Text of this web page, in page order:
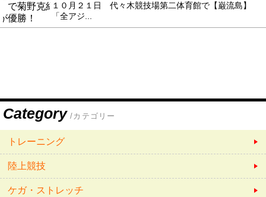
１０月２１日 代々木競技場第二体育館で【巌流島】
「全アジ...
Category /カテゴリー
トレーニング
陸上競技
ケガ・ストレッチ